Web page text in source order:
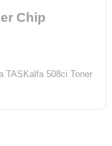
Chip
TASKalfa 508ci Toner